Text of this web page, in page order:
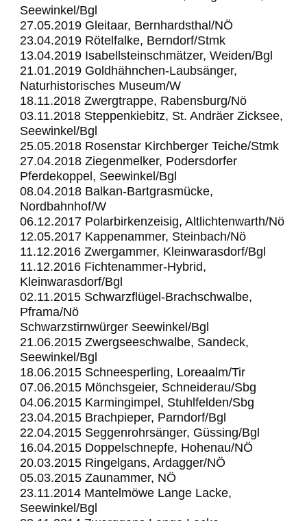
Seewinkel/Bgl
27.05.2019 Gleitaar, Bernhardsthal/NÖ
23.04.2019 Rötelfalke, Berndorf/Stmk
13.04.2019 Isabellsteinschmätzer, Weiden/Bgl
21.01.2019 Goldhähnchen-Laubsänger,
Naturhistorisches Museum/W
18.11.2018 Zwergtrappe, Rabensburg/Nö
03.11.2018 Steppenkiebitz, St. Andräer Zicksee,
Seewinkel/Bgl
25.05.2018 Rosenstar Kirchberger Teiche/Stmk
27.04.2018 Ziegenmelker, Podersdorfer
Pferdekoppel, Seewinkel/Bgl
08.04.2018 Balkan-Bartgrasmücke,
Nordbahnhof/W
06.12.2017 Polarbirkenzeisig, Altlichtenwarth/Nö
12.05.2017 Kappenammer, Steinbach/Nö
11.12.2016 Zwergammer, Kleinwarasdorf/Bgl
11.12.2016 Fichtenammer-Hybrid,
Kleinwarasdorf/Bgl
02.11.2015 Schwarzflügel-Brachschwalbe,
Pframa/Nö
Schwarzstirnwürger Seewinkel/Bgl
21.06.2015 Zwergseeschwalbe, Sandeck,
Seewinkel/Bgl
18.06.2015 Schneesperling, Loreaalm/Tir
07.06.2015 Mönchsgeier, Schneiderau/Sbg
04.06.2015 Karmingimpel, Stuhlfelden/Sbg
23.04.2015 Brachpieper, Parndorf/Bgl
22.04.2015 Seggenrohrsänger, Güssing/Bgl
16.04.2015 Doppelschnepfe, Hohenau/NÖ
20.03.2015 Ringelgans, Ardagger/NÖ
05.03.2015 Zaunammer, NÖ
23.11.2014 Mantelmöwe Lange Lacke,
Seewinkel/Bgl